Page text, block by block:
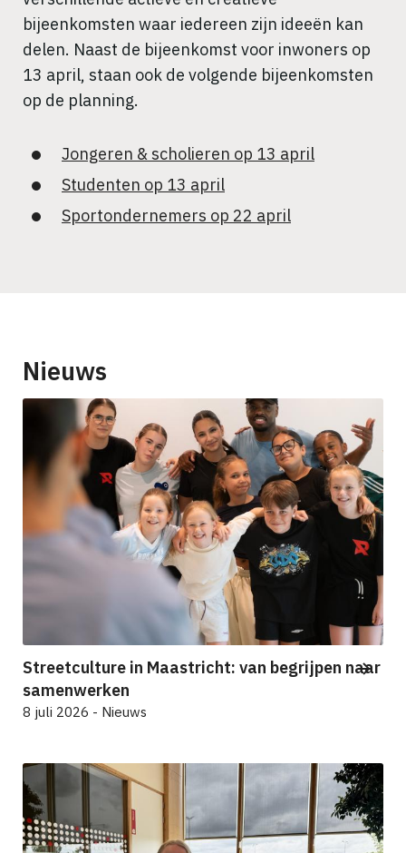
bijeenkomsten waar iedereen zijn ideeën kan
delen. Naast de bijeenkomst voor inwoners op
13 april, staan ook de volgende bijeenkomsten
op de planning.
Jongeren & scholieren op 13 april
Studenten op 13 april
Sportondernemers op 22 april
Nieuws
Streetculture in Maastricht: van begrijpen naar
samenwerken
8 juli 2026 - Nieuws